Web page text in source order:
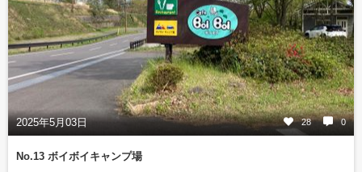
2025年5月03日 28 0
No.13 ボイボイキャンプ場